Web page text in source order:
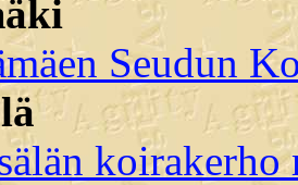
Seudun
koirakerho